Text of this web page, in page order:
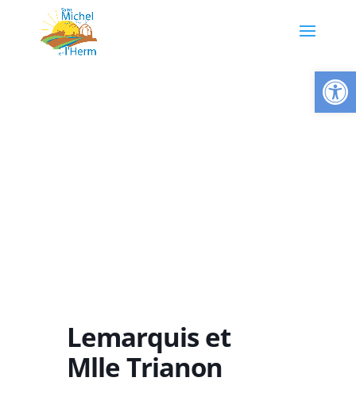
Lemarquis et
Mlle Trianon
Ouvrir